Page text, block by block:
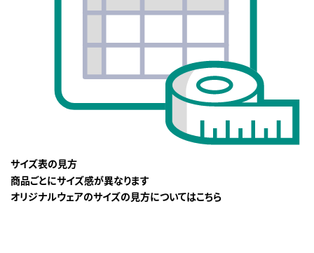
サイズ表の見方
商品ごとにサイズ感が異なります
オリジナルウェアのサイズの見方についてはこちら